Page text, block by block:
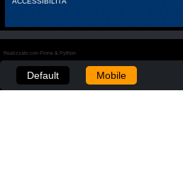
Realizzato con Plone & Python
Default Mobile